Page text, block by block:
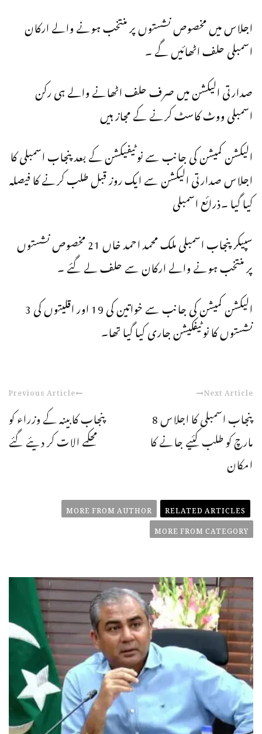
اجلاس میں مخصوص نشستوں پر منتخب ہونے والے ارکان
اسمبلی حلف اٹھائیں گے ۔
صدارتی الیکشن میں صرف حلف اٹھانے والے ہی رکن
اسمبلی ووٹ کاسٹ کرنے کے مجاز ہیں
الیکشن کمیشن کی جانب سے نوٹیفیکشن کے بعد پنجاب اسمبلی کا
اجلاس صدارتی الیکشن سے ایک روز قبل طلب کرنے کا فیصلہ
کیا گیا ۔ذرائع اسمبلی
سپیکر پنجاب اسمبلی ملک محمد احمد خاں 21 مخصوص نشستوں
پر منتخب ہونے والے ارکان سے حلف لے گئے ۔
الیکشن کمیشن کی جانب سے خواتین کی 19 اور اقلیتوں کی 3
نشستوں کا نوٹیفکیشن جاری کیا گیا تھا۔
Previous Article
پنجاب کابینہ کے وزراء کو
محکمے الات کر دیئے گئے
Next Article
پنجاب اسمبلی کا اجلاس 8
مارچ کو طلب کئیے جانے کا
امکان
RELATED ARTICLES
MORE FROM AUTHOR
MORE FROM CATEGORY